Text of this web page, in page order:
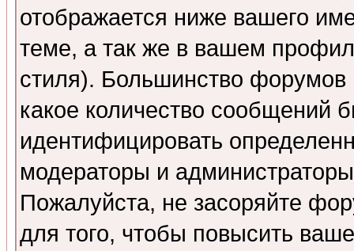
отображается ниже вашего
теме, а так же в вашем
стиля). Большинство форумов
какое количество сообщений
идентифицировать
модераторы и
Пожалуйста, не засоряйте
для того, чтобы повысить